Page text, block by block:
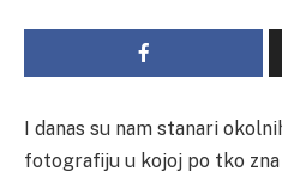
I danas su nam stanari
fotografiju u kojoj po tko